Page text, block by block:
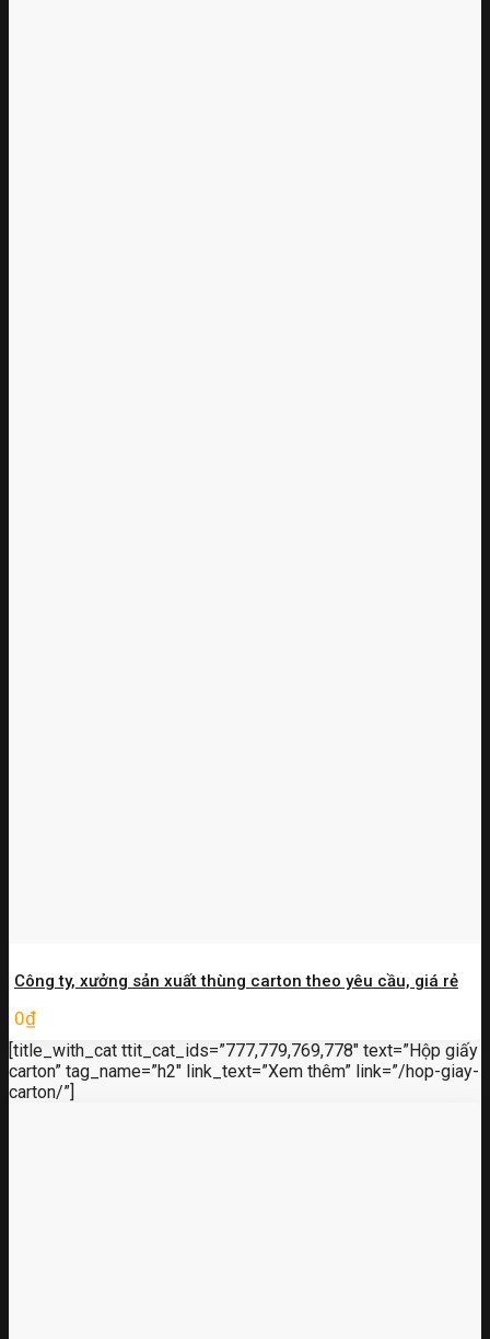
Công ty, xưởng sản xuất thùng carton theo yêu cầu, giá rẻ
0₫
[title_with_cat ttit_cat_ids=”777,779,769,778″ text=”Hộp giấy
carton” tag_name=”h2″ link_text=”Xem thêm” link=”/hop-giay-
carton/”]